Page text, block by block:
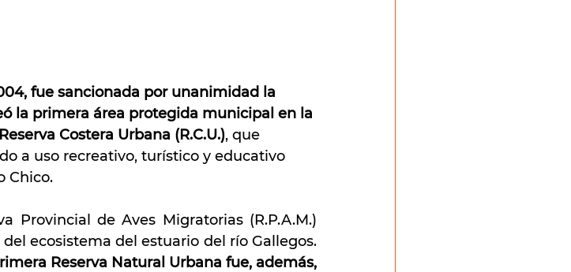
fue sancionada por unanimidad la
la primera área protegida municipal en la
Costera Urbana (R.C.U.), que
a uso recreativo, turístico y educativo
Chico.
Provincial de Aves Migratorias (R.P.A.M.)
Reserva Natural Urbana fue, además,